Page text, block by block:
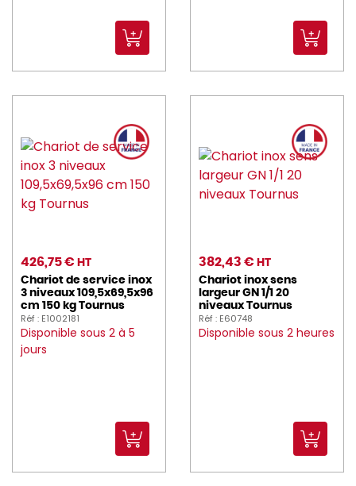
426,75 € HT
Chariot de service inox
3 niveaux 109,5x69,5x96
cm 150 kg Tournus
Réf : E1002181
Disponible sous 2 à 5
jours
382,43 € HT
Chariot inox sens
largeur GN 1/1 20
niveaux Tournus
Réf : E60748
Disponible sous 2 heures